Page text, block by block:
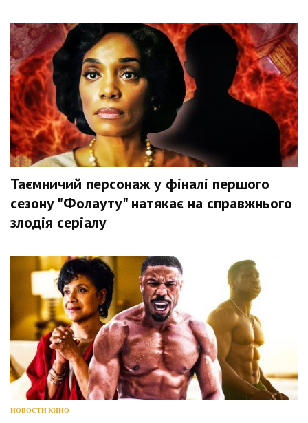
Таємничий персонаж у фіналі першого
сезону "Фолауту" натякає на справжнього
злодія серіалу
НОВОСТИ КИНО